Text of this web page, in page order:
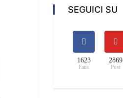
SEGUICI SU
1623
Fans
2869
Post